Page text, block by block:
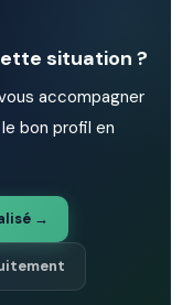
situation ?
accompagner
bon profil en
→